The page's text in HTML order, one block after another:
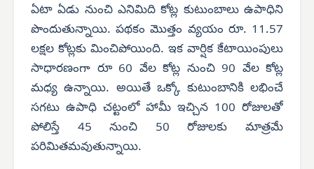
ఏటా ఏడు నుంచి ఎనిమిది కోట్ల కుటుంబాలు ఉపాధిని
పొందుతున్నాయి. పథకం మొత్తం వ్యయం రూ. 11.57
లక్షల కోట్లకు మించిపోయింది. ఇక వార్షిక కేటాయింపులు
సాధారణంగా రూ 60 వేల కోట్ల నుంచి 90 వేల కోట్ల
మధ్య ఉన్నాయి. అయితే ఒక్కో కుటుంబానికి లభించే
సగటు ఉపాధి చట్టంలో హామీ ఇచ్చిన 100 రోజులతో
పోలిస్తే 45 నుంచి 50 రోజులకు మాత్రమే
పరిమితమవుతున్నాయి.